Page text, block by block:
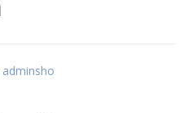
adminsho